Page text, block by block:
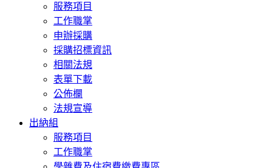
服務項目
工作職掌
申辦採購
採購招標資訊
相關法規
表單下載
公佈欄
法規宣導
出納組
服務項目
工作職掌